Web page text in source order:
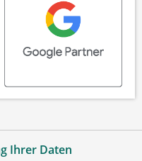
Ihrer Daten